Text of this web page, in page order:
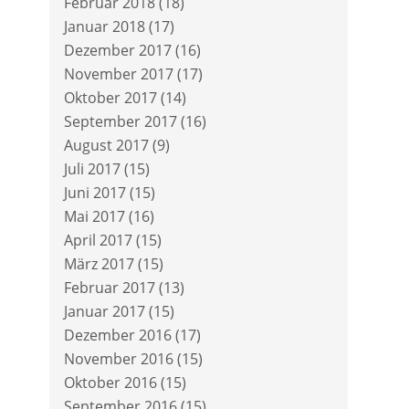
Januar 2018(17)
Dezember 2017(16)
November 2017(17)
Oktober 2017(14)
September 2017(16)
August 2017(9)
Juli 2017(15)
Juni 2017(15)
Mai 2017(16)
April 2017(15)
März 2017(15)
Februar 2017(13)
Januar 2017(15)
Dezember 2016(17)
November 2016(15)
Oktober 2016(15)